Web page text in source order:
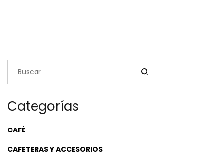
Categorías
CAFÉ
CAFETERAS Y ACCESORIOS